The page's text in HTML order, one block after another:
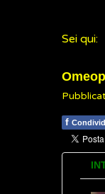
Sei qui:
f